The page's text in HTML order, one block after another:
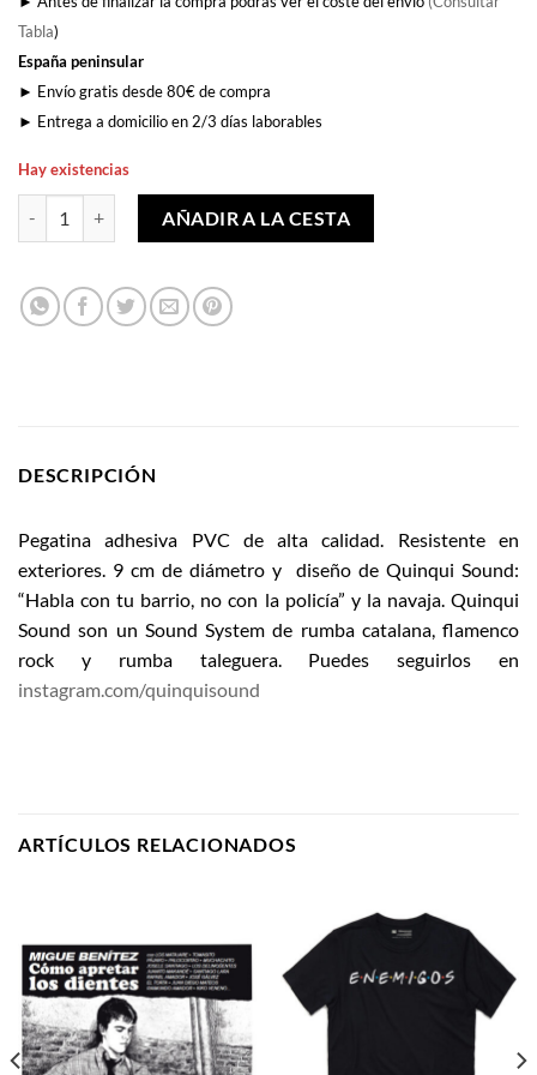
Tabla)
España peninsular
► Envío gratis desde 80€ de compra
► Entrega a domicilio en 2/3 días laborables
Hay existencias
Habla Con Tu Barrio cantidadAÑADIR A LA CESTA
DESCRIPCIÓN
Pegatina adhesiva PVC de alta calidad. Resistente en
exteriores. 9 cm de diámetro y diseño de Quinqui Sound:
“Habla con tu barrio, no con la policía” y la navaja. Quinqui
Sound son un Sound System de rumba catalana, flamenco
rock y rumba taleguera. Puedes seguirlos en
instagram.com/quinquisound
ARTÍCULOS RELACIONADOS